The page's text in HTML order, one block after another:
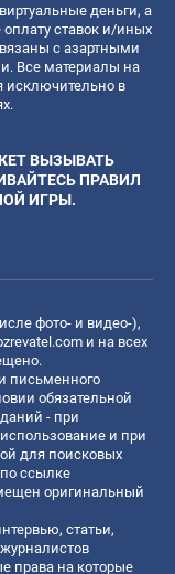
деньги, а
ставок и/иных
с азартными
Все материалы на
исключительно в
ВЫЗЫВАТЬ
ПРАВИЛ
ИГРЫ.
фото- и видео-),
и на всех
письменного
обязательной
- при
и при
для поисковых
ссылке
оригинальный
статьи,
права на которые